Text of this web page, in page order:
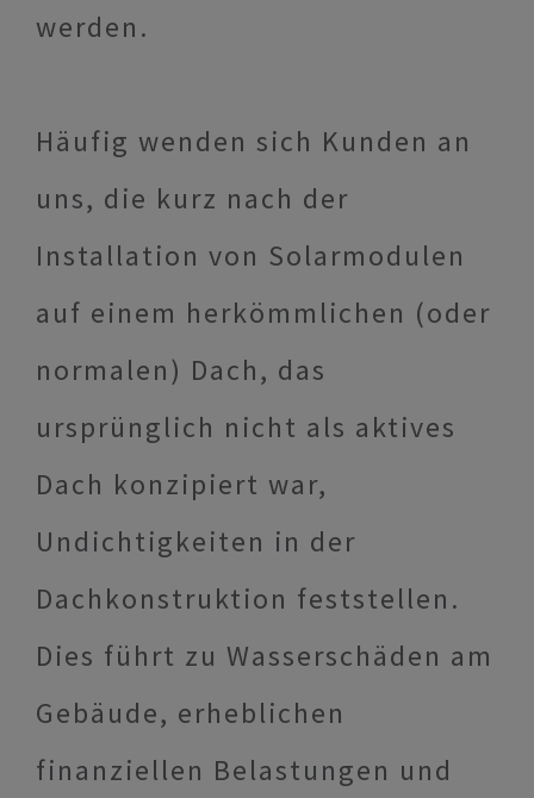
werden.
Häufig wenden sich Kunden an
uns, die kurz nach der
Installation von Solarmodulen
auf einem herkömmlichen (oder
normalen) Dach, das
ursprünglich nicht als aktives
Dach konzipiert war,
Undichtigkeiten in der
Dachkonstruktion feststellen.
Dies führt zu Wasserschäden am
Gebäude, erheblichen
finanziellen Belastungen und